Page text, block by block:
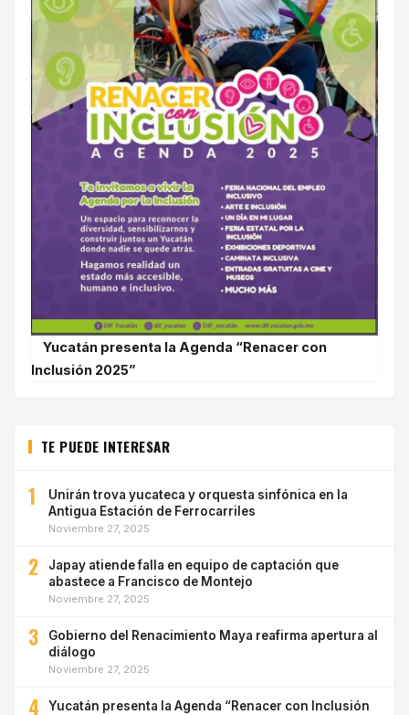
Yucatán presenta la Agenda “Renacer con
Inclusión 2025”
TE PUEDE INTERESAR
1
Unirán trova yucateca y orquesta sinfónica en la
Antigua Estación de Ferrocarriles
Noviembre 27, 2025
2
Japay atiende falla en equipo de captación que
abastece a Francisco de Montejo
Noviembre 27, 2025
3
Gobierno del Renacimiento Maya reafirma apertura al
diálogo
Noviembre 27, 2025
4
Yucatán presenta la Agenda “Renacer con Inclusión